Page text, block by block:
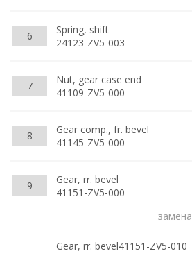
6
Spring, shift
24123-ZV5-003
7
Nut, gear case end
41109-ZV5-000
8
Gear comp., fr. bevel
41145-ZV5-000
9
Gear, rr. bevel
41151-ZV5-000
замена
Gear, rr. bevel41151-ZV5-010